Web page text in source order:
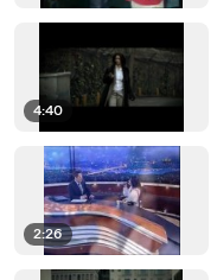
4:40
2:26